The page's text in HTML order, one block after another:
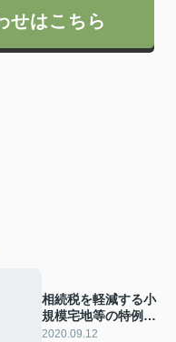
せはこちら
相続税を軽減する小
規模宅地等の特例と
は何？
2020.09.12